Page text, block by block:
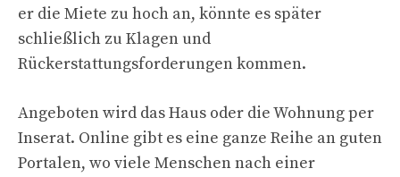
er die Miete zu hoch an, könnte es später
schließlich zu Klagen und
Rückerstattungsforderungen kommen.
Angeboten wird das Haus oder die Wohnung per
Inserat. Online gibt es eine ganze Reihe an guten
Portalen, wo viele Menschen nach einer